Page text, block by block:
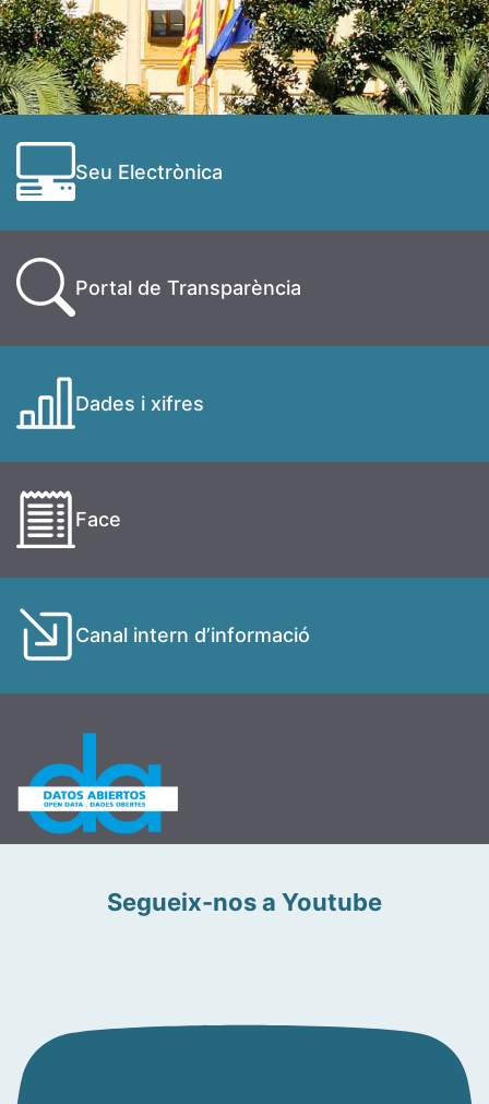
Seu Electrònica
Portal de Transparència
Dades i xifres
Face
Canal intern d’informació
Segueix-nos a Youtube